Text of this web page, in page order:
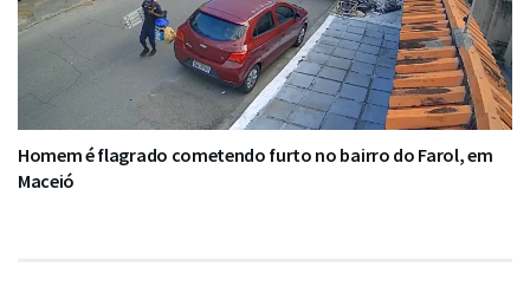
Homem é flagrado cometendo furto no bairro do Farol, em
Maceió